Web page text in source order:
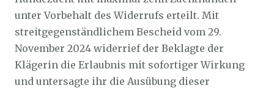
unter Vorbehalt des Widerrufs erteilt. Mit
streitgegenständlichem Bescheid vom 29.
November 2024 widerrief der Beklagte der
Klägerin die Erlaubnis mit sofortiger Wirkung
und untersagte ihr die Ausübung dieser